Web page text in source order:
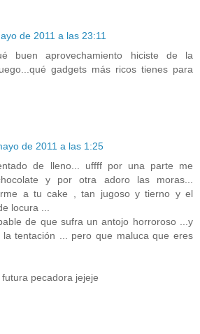
de 2011 a las 23:11
buen aprovechamiento hiciste de la
gadgets más ricos tienes para
de 2011 a las 1:25
de lleno... uffff por una parte me
y por otra adoro las moras...
a tu cake , tan jugoso y tierno y el
locura ...
de que sufra un antojo horroroso ...y
tentación ... pero que maluca que eres
pecadora jejeje